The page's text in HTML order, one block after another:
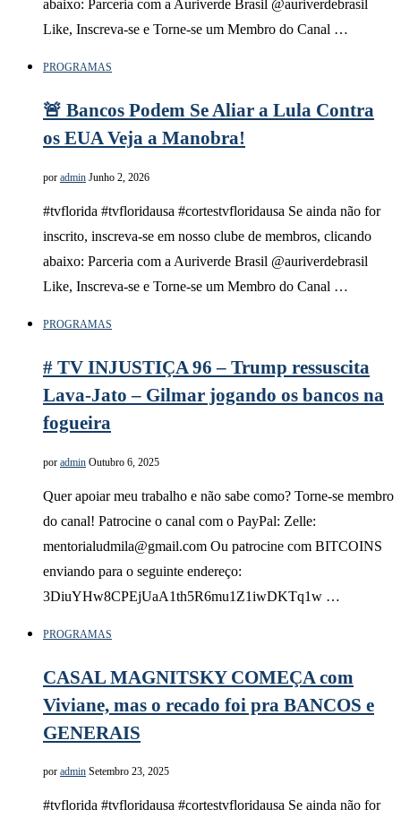
abaixo: Parceria com a Auriverde Brasil @auriverdebrasil
Like, Inscreva-se e Torne-se um Membro do Canal …
PROGRAMAS
🚨 Bancos Podem Se Aliar a Lula Contra
os EUA Veja a Manobra!
por admin Junho 2, 2026
#tvflorida #tvfloridausa #cortestvfloridausa Se ainda não for
inscrito, inscreva-se em nosso clube de membros, clicando
abaixo: Parceria com a Auriverde Brasil @auriverdebrasil
Like, Inscreva-se e Torne-se um Membro do Canal …
PROGRAMAS
# TV INJUSTIÇA 96 – Trump ressuscita
Lava-Jato – Gilmar jogando os bancos na
fogueira
por admin Outubro 6, 2025
Quer apoiar meu trabalho e não sabe como? Torne-se membro
do canal! Patrocine o canal com o PayPal: Zelle:
mentorialudmila@gmail.com Ou patrocine com BITCOINS
enviando para o seguinte endereço:
3DiuYHw8CPEjUaA1th5R6mu1Z1iwDKTq1w …
PROGRAMAS
CASAL MAGNITSKY COMEÇA com
Viviane, mas o recado foi pra BANCOS e
GENERAIS
por admin Setembro 23, 2025
#tvflorida #tvfloridausa #cortestvfloridausa Se ainda não for